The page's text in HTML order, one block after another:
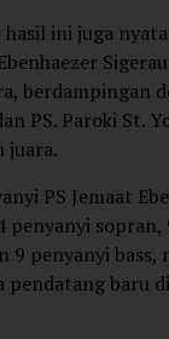
ini juga
berdampingan
PS. Paroki St.
juara.
PS Jemaat
penyanyi sopran,
9 penyanyi bass,
pendatang baru